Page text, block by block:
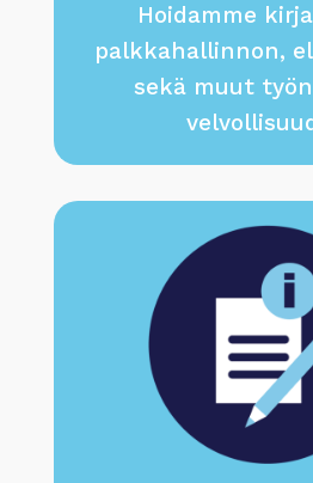
Hoidamme
palkkahallinnon,
sekä muut